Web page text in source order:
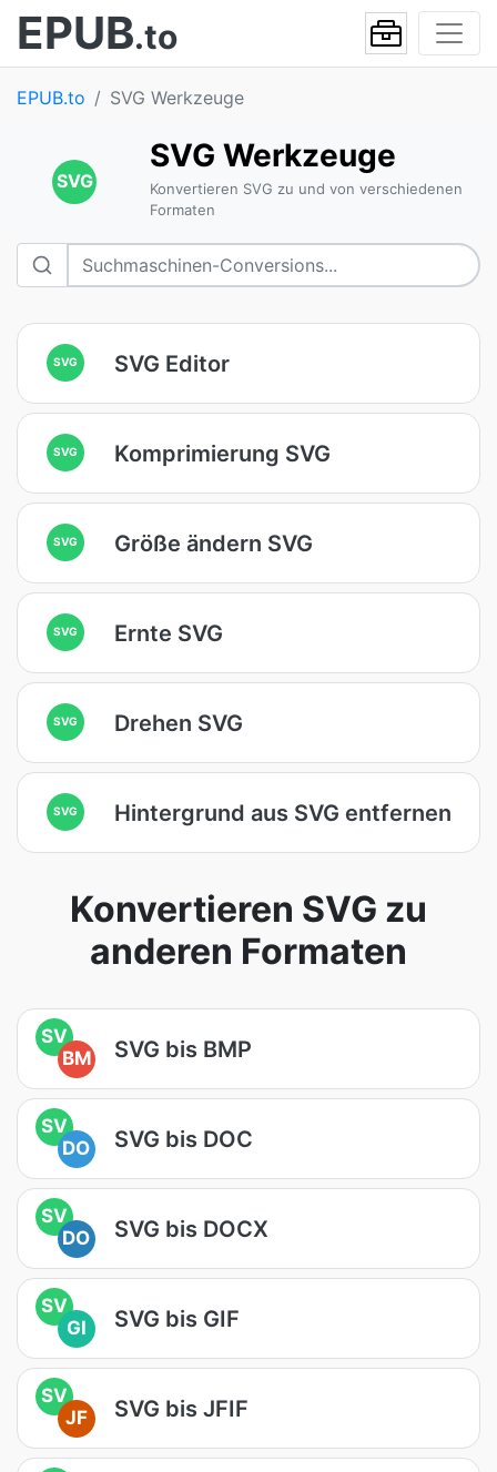
EPUB.to
EPUB.to SVG Werkzeuge
SVG
SVG Werkzeuge
Konvertieren SVG zu und von verschiedenen
Formaten
SVG SVG Editor
SVG Komprimierung SVG
SVG Größe ändern SVG
SVG Ernte SVG
SVG Drehen SVG
SVG Hintergrund aus SVG entfernen
Konvertieren SVG zu
anderen Formaten
SV
BM
SVG bis BMP
SV
DO
SVG bis DOC
SV
DO
SVG bis DOCX
SV
GI
SVG bis GIF
SV
JF
SVG bis JFIF